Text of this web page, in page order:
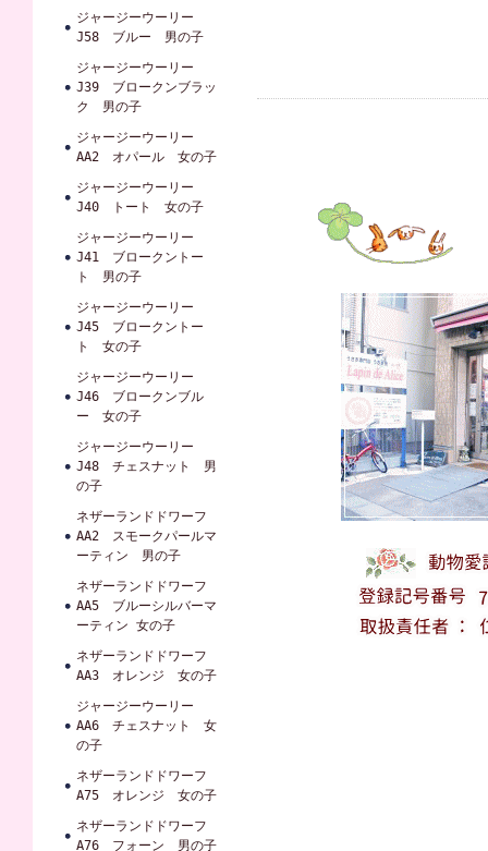
ジャージーウーリー
J58 ブルー 男の子
ジャージーウーリー
J39 ブロークンブラッ
ク 男の子
ジャージーウーリー
AA2 オパール 女の子
ジャージーウーリー
J40 トート 女の子
ジャージーウーリー
J41 ブロークントー
ト 男の子
ジャージーウーリー
J45 ブロークントー
ト 女の子
ジャージーウーリー
J46 ブロークンブル
ー 女の子
ジャージーウーリー
J48 チェスナット 男
の子
ネザーランドドワーフ
AA2 スモークパールマ
ーティン 男の子
ネザーランドドワーフ
AA5 ブルーシルバーマ
ーティン 女の子
ネザーランドドワーフ
AA3 オレンジ 女の子
ジャージーウーリー
AA6 チェスナット 女
の子
ネザーランドドワーフ
A75 オレンジ 女の子
ネザーランドドワーフ
A76 フォーン 男の子